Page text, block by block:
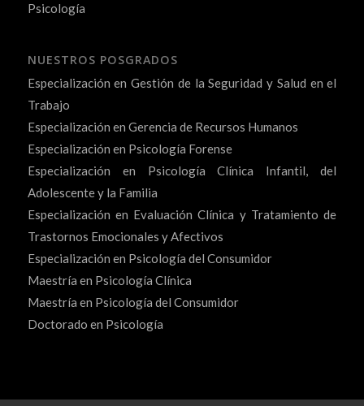
Psicología
NUESTROS POSGRADOS
Especialización en Gestión de la Seguridad y Salud en el
Trabajo
Especialización en Gerencia de Recursos Humanos
Especialización en Psicología Forense
Especialización en Psicología Clínica Infantil, del
Adolescente y la Familia
Especialización en Evaluación Clínica y Tratamiento de
Trastornos Emocionales y Afectivos
Especialización en Psicología del Consumidor
Maestría en Psicología Clínica
Maestría en Psicología del Consumidor
Doctorado en Psicología